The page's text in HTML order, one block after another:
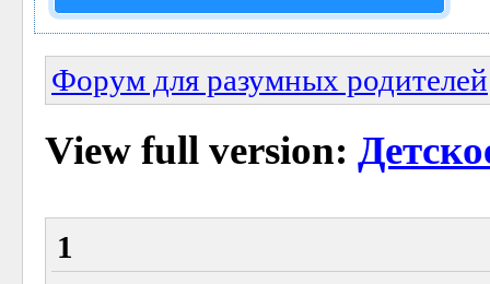
Форум для разумных родителей
View full version:
1